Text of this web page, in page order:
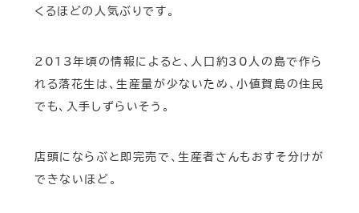
くるほどの人気ぶりです。
2013年頃の情報によると、人口約30人の島で作ら
れる落花生は、生産量が少ないため、小値賀島の住民
でも、入手しずらいそう。
店頭にならぶと即完売で、生産者さんもおすそ分けが
できないほど。